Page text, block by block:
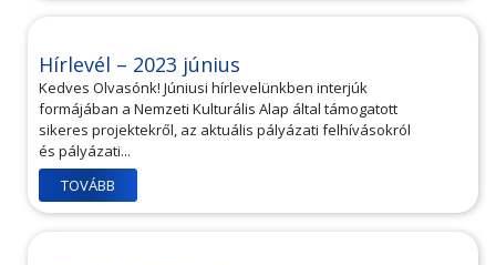
Hírlevél – 2023 június
Kedves Olvasónk! Júniusi hírlevelünkben interjúk
formájában a Nemzeti Kulturális Alap által támogatott
sikeres projektekről, az aktuális pályázati felhívásokról
és pályázati...
TOVÁBB